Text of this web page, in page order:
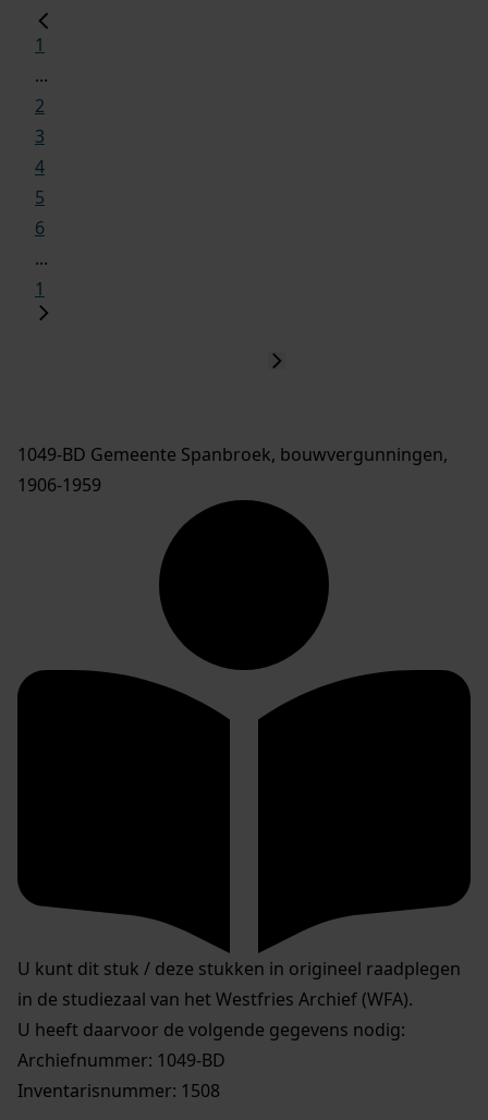
1
...
2
3
4
5
6
...
1
1049-BD Gemeente Spanbroek, bouwvergunningen,
1906-1959
U kunt dit stuk / deze stukken in origineel raadplegen
in de studiezaal van het Westfries Archief (WFA).
U heeft daarvoor de volgende gegevens nodig:
Archiefnummer: 1049-BD
Inventarisnummer: 1508